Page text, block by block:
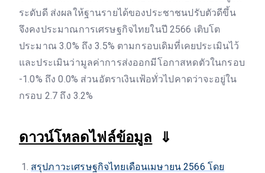
ระดับดี ส่งผลให้ฐานรายได้ของประชาชนปรับตัวดีขึ้น
จึงคงประมาณการเศรษฐกิจไทยในปี 2566 เติบโต
ประมาณ 3.0% ถึง 3.5% ตามกรอบเดิมที่เคยประเมินไว้
และประเมินว่ามูลค่าการส่งออกมีโอกาสหดตัวในกรอบ
-1.0% ถึง 0.0% ส่วนอัตราเงินเฟ้อทั่วไปคาดว่าจะอยู่ใน
กรอบ 2.7 ถึง 3.2%
ดาวน์โหลดไฟล์ข้อมูล ⇓
สรุปภาวะเศรษฐกิจไทยเดือนเมษายน 2566 โดย